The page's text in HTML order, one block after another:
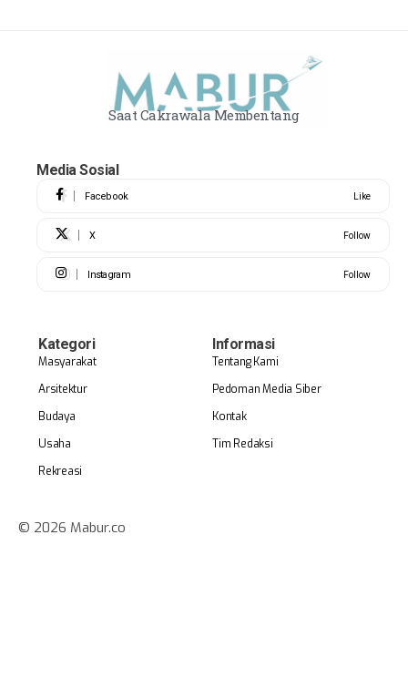
Saat Cakrawala Membentang
Media Sosial
Facebook Like
X Follow
Instagram Follow
Kategori
Masyarakat
Arsitektur
Budaya
Usaha
Rekreasi
Informasi
Tentang Kami
Pedoman Media Siber
Kontak
Tim Redaksi
© 2026 Mabur.co